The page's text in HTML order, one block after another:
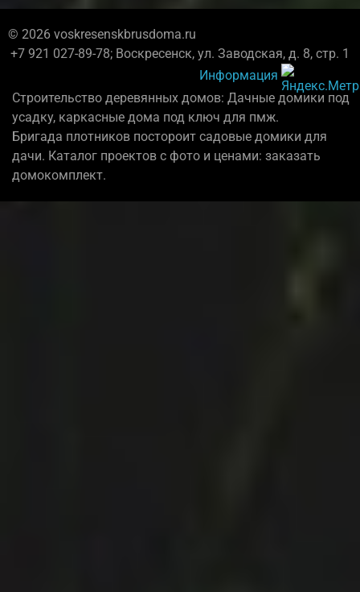
© 2026 voskresenskbrusdoma.ru
+7 921 027-89-78; Воскресенск, ул. Заводская, д. 8, стр. 1
Информация
Строительство деревянных домов: Дачные домики под
усадку, каркасные дома под ключ для пмж.
Бригада плотников постороит садовые домики для
дачи. Каталог проектов с фото и ценами: заказать
домокомплект.